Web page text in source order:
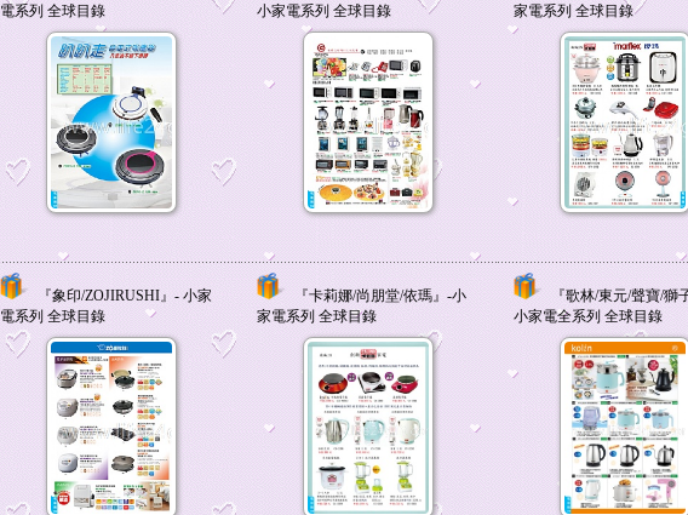
電系列 全球目錄
小家電系列 全球目錄
家電系列 全球目錄
『象印/ZOJIRUSHI』- 小家
電系列 全球目錄
『卡莉娜/尚朋堂/依瑪』-小
家電系列 全球目錄
『歌林/東元/聲寶/獅
小家電全系列 全球目錄